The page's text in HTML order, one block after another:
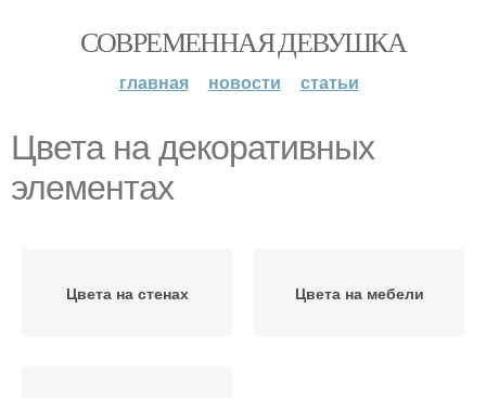
СОВРЕМЕННАЯ ДЕВУШКА
главная новости статьи
Цвета на декоративных
элементах
Цвета на стенах Цвета на мебели